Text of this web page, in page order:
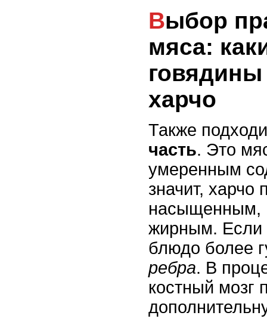
Выбор правильного
мяса:
харчо
Также
часть. Это
умеренным
значит, харчо
насыщенным,
жирным. Если
блюдо более
ребра. В
костный мозг